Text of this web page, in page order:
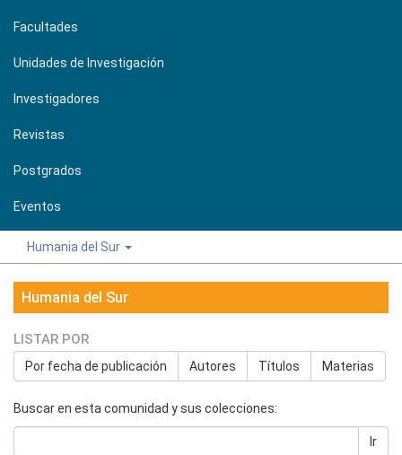
Facultades
Unidades de Investigación
Investigadores
Revistas
Postgrados
Eventos
Humania del Sur
Humania del Sur
LISTAR POR
Por fecha de publicación Autores Títulos Materias
Buscar en esta comunidad y sus colecciones:
Ir